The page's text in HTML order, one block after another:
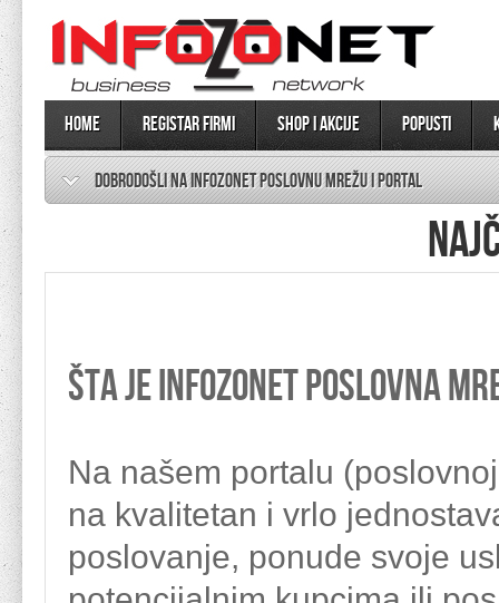
Home Registar firmi SHOP I AKCIJE Popusti
DOBRODOŠLI NA INFOZONET POSLOVNU MREŽU I PORTAL
Šta je Infozonet poslovna
Na našem portalu
na kvalitetan i vrlo
poslovanje, ponude svoje